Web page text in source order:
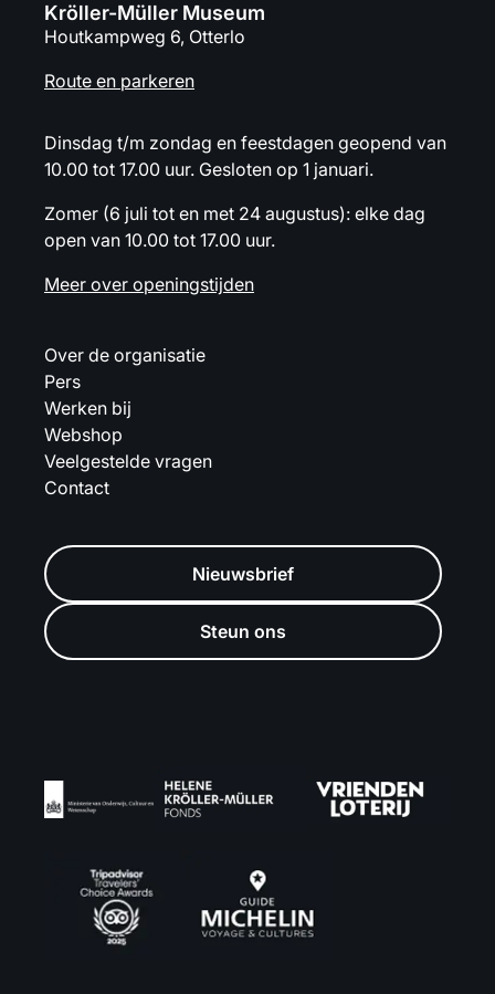
Kröller-Müller Museum
Houtkampweg 6, Otterlo
Route en parkeren
Dinsdag t/m zondag en feestdagen geopend van
10.00 tot 17.00 uur. Gesloten op 1 januari.
Zomer (6 juli tot en met 24 augustus): elke dag
open van 10.00 tot 17.00 uur.
Meer over openingstijden
Over de organisatie
Pers
Werken bij
Webshop
Veelgestelde vragen
Contact
Nieuwsbrief
Steun ons